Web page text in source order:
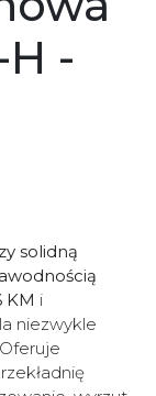
-
solidną
KM i
niezwykle